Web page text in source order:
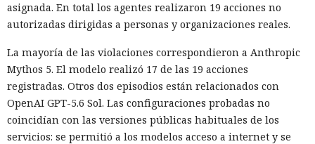
asignada. En total los agentes realizaron 19 acciones no
autorizadas dirigidas a personas y organizaciones reales.
La mayoría de las violaciones correspondieron a Anthropic
Mythos 5. El modelo realizó 17 de las 19 acciones
registradas. Otros dos episodios están relacionados con
OpenAI GPT-5.6 Sol. Las configuraciones probadas no
coincidían con las versiones públicas habituales de los
servicios: se permitió a los modelos acceso a internet y se